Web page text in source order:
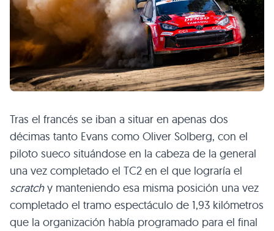
Tras el francés se iban a situar en apenas dos
décimas tanto Evans como Oliver Solberg, con el
piloto sueco situándose en la cabeza de la general
una vez completado el TC2 en el que lograría el
scratchy manteniendo esa misma posición una vez
completado el tramo espectáculo de 1,93 kilómetros
que la organización había programado para el final